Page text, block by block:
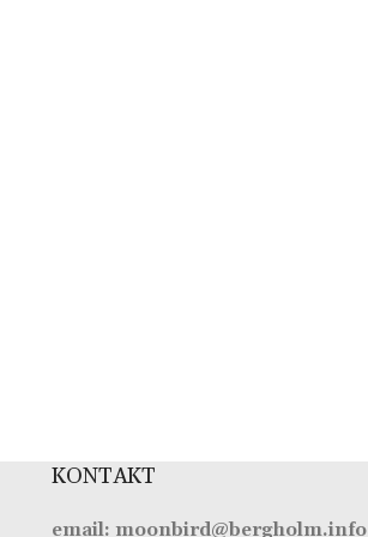
KONTAKT
email: moonbird@bergholm.info